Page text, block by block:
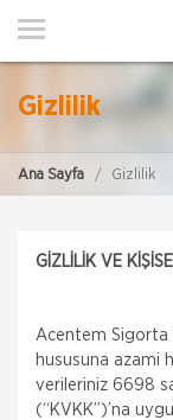
ANA SAYFA
POLIÇE HATIRLAT
ŞUBE BAŞVURUSU
MÜŞTERI
Gizlilik
Ana Sayfa Gizlilik
GİZLİLİK VE
Acentem Sigorta
hususuna azami
verileriniz 6698
(“KVKK”)’na